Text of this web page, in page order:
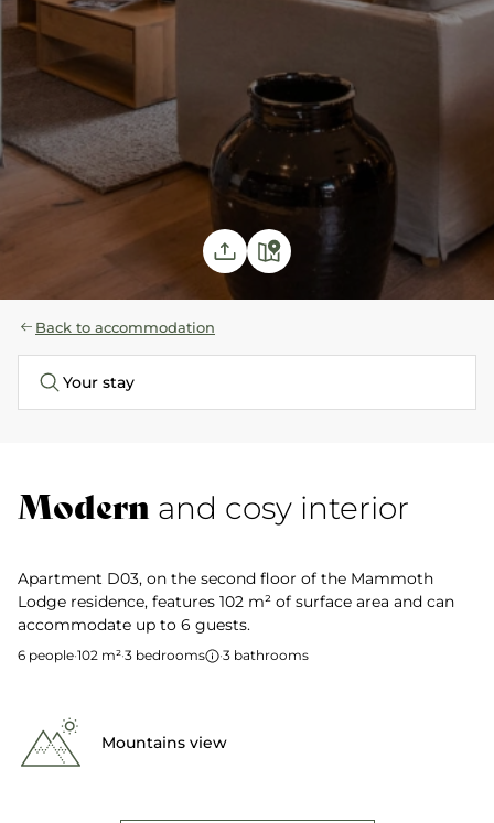
Back to accommodation
Your stay
Modern and cosy interior
Apartment D03, on the second floor of the Mammoth
Lodge residence, features 102 m² of surface area and can
accommodate up to 6 guests.
6 people·102 m²·3 bedrooms ·3 bathrooms
Mountains view